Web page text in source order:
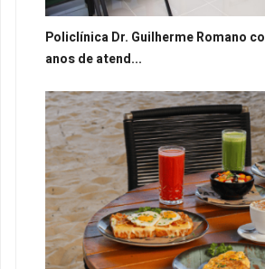
Policlínica Dr. Guilherme Romano
anos de atend...